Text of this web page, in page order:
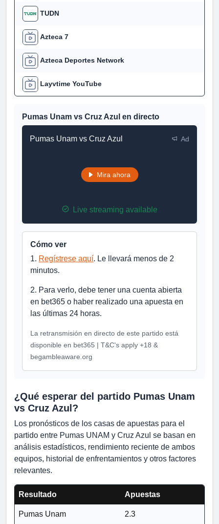
TUDN
Azteca 7
Azteca Deportes Network
Layvtime YouTube
Pumas Unam vs Cruz Azul en directo
Pumas Unam vs Cruz Azul Ad
Mira ahora
Live streaming available
Cómo ver
1. Regístrese aquí. Le llevará menos de 2
minutos.
2. Para verlo, debe tener una cuenta abierta
en bet365 o haber realizado una apuesta en
las últimas 24 horas.
La retransmisión en directo de este partido está
disponible en bet365 | T&C's apply +18 &
begambleaware.org
¿Qué esperar del partido Pumas Unam
vs Cruz Azul?
Los pronósticos de los casas de apuestas para el
partido entre Pumas UNAM y Cruz Azul se basan en
análisis estadísticos, rendimiento reciente de ambos
equipos, historial de enfrentamientos y otros factores
relevantes.
Resultado Apuestas
Pumas Unam 2.3